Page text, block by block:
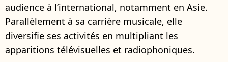
audience à l’international, notamment en Asie.
Parallèlement à sa carrière musicale, elle
diversifie ses activités en multipliant les
apparitions télévisuelles et radiophoniques.